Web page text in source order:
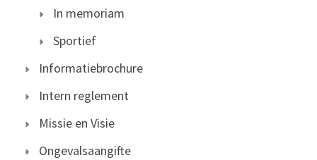
In memoriam
Sportief
Informatiebrochure
Intern reglement
Missie en Visie
Ongevalsaangifte